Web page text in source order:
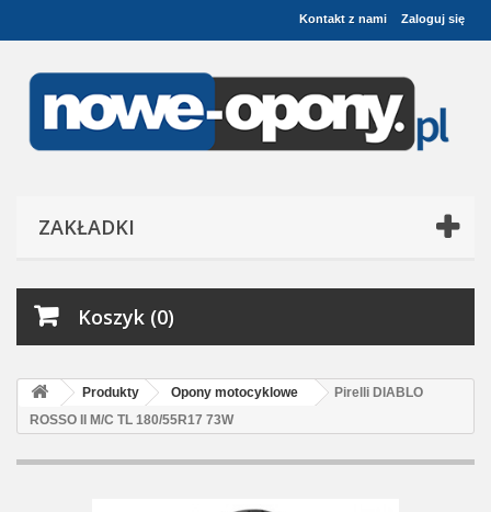
Zaloguj się
Kontakt z nami
ZAKŁADKI
Koszyk (0)
Produkty Opony motocyklowe
Pirelli DIABLO
ROSSO II M/C TL 180/55R17 73W